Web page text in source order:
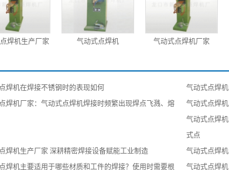
焊机生产厂家 气动式点焊机 气动式点焊机厂家
焊机在焊接不锈钢时的表现如何
气动式点焊
焊机厂家：气动式点焊机焊接时频繁出现焊点飞溅、熔
气动式点焊
气动式点焊
式点
焊机生产厂家 深耕精密焊接设备赋能工业制造
气动式点焊
焊机主要适用于哪些材质和工件的焊接？使用时需要根
气动式点焊